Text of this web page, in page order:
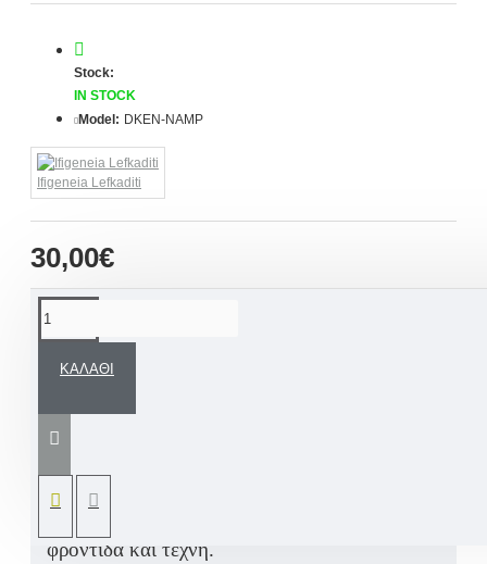
30,00€
Stock:
IN STOCK
Model: DKEN-NAMP
Ifigeneia Lefkaditi
ΚΑΛΆΘΙ
εμπνευσμένο από το συμβολισμό της
νονάς. Το πιο όμορφο αναμνηστικό για το
φροντίδα και τέχνη.